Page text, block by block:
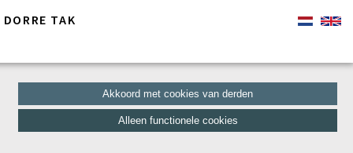
Akkoord met cookies van derden
Alleen functionele cookies
TAK